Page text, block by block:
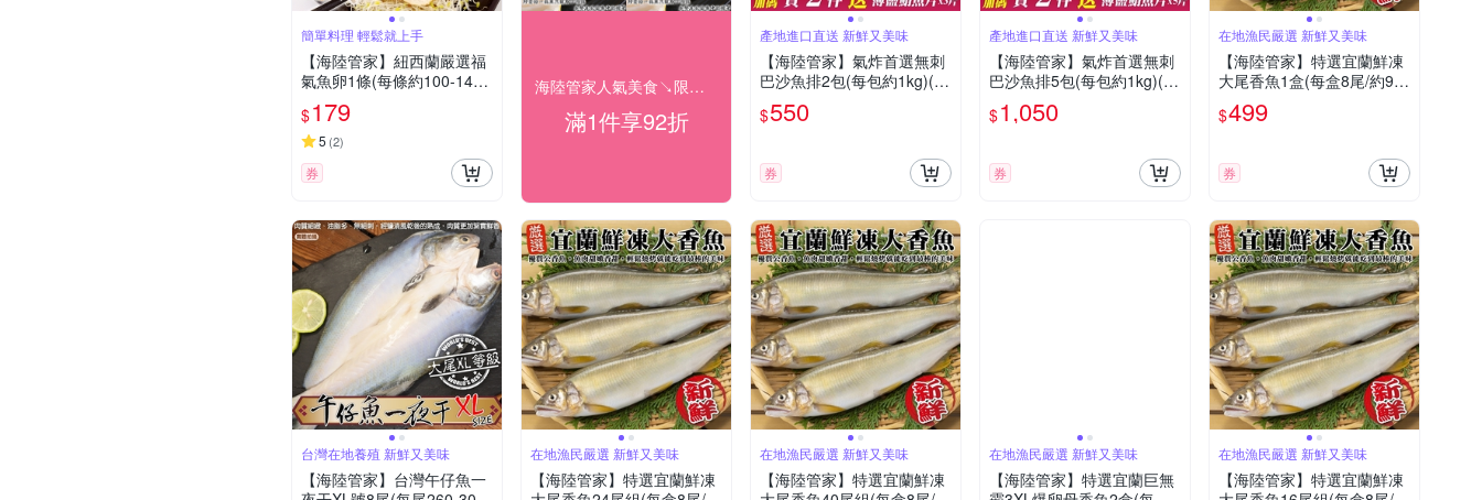
簡單料理 輕鬆就上手
【海陸管家】紐西蘭嚴選福
氣魚卵1條(每條約100-140
g)(滿額)
$179
5 (2)
券
海陸管家人氣美食↘限時92折
滿1件享92折
產地進口直送 新鮮又美味
【海陸管家】氣炸首選無刺
巴沙魚排2包(每包約1kg)(滿
2件贈鯖魚)
$550
券
產地進口直送 新鮮又美味
【海陸管家】氣炸首選無刺
巴沙魚排5包(每包約1kg)(滿
2件贈鯖魚)
$1,050
券
在地漁民嚴選 新鮮又美味
【海陸管家】特選宜蘭鮮凍
大尾香魚1盒(每盒8尾/約92
0g)(滿額)
$499
券
台灣在地養殖 新鮮又美味
【海陸管家】台灣午仔魚一
在地漁民嚴選 新鮮又美味
【海陸管家】特選宜蘭鮮凍
在地漁民嚴選 新鮮又美味
【海陸管家】特選宜蘭鮮凍
在地漁民嚴選 新鮮又美味
【海陸管家】特選宜蘭巨無
在地漁民嚴選 新鮮又美味
【海陸管家】特選宜蘭鮮凍